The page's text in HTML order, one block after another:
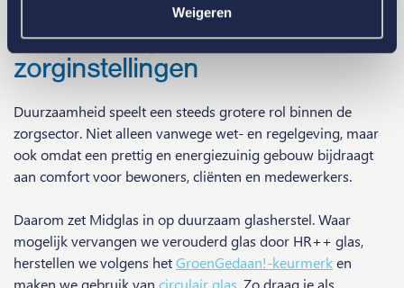
Weigeren
Verzekeringskaart
Duurzaam glasherstel voor
zorginstellingen
Duurzaamheid speelt een steeds grotere rol binnen de
zorgsector. Niet alleen vanwege wet- en regelgeving, maar
ook omdat een prettig en energiezuinig gebouw bijdraagt
aan comfort voor bewoners, cliënten en medewerkers.
Daarom zet Midglas in op duurzaam glasherstel. Waar
mogelijk vervangen we verouderd glas door HR++ glas,
herstellen we volgens hetGroenGedaan!-keurmerken
maken we gebruik van circulair glas. Zo draag je als